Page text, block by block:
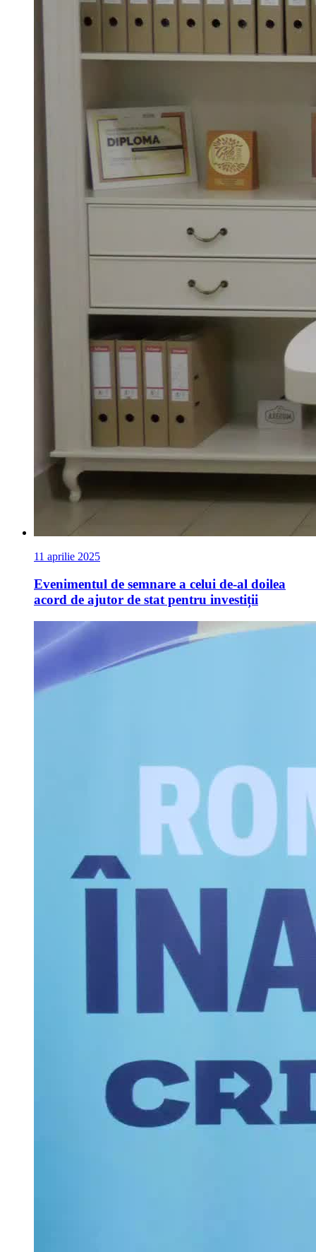
11 aprilie 2025
Evenimentul de semnare a celui de-al doilea
acord de ajutor de stat pentru investiții